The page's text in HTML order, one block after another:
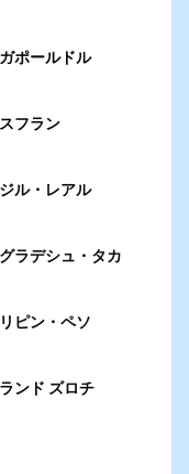
ポールドル
フラン
ル・レアル
ラデシュ・タカ
ピン・ペソ
ンド ズロチ